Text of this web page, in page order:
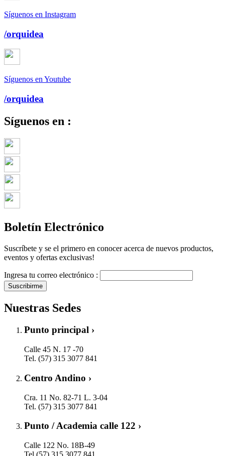
Síguenos en Instagram
/orquidea
Síguenos en Youtube
/orquidea
Síguenos en :
Boletín Electrónico
Suscríbete y se el primero en conocer acerca de nuevos productos,
eventos y ofertas exclusivas!
Ingresa tu correo electrónico :
Suscribirme
Nuestras Sedes
Punto principal ›
Calle 45 N. 17 -70
Tel. (57) 315 3077 841
Centro Andino ›
Cra. 11 No. 82-71 L. 3-04
Tel. (57) 315 3077 841
Punto / Academia calle 122 ›
Calle 122 No. 18B-49
Tel.(57) 315 3077 841